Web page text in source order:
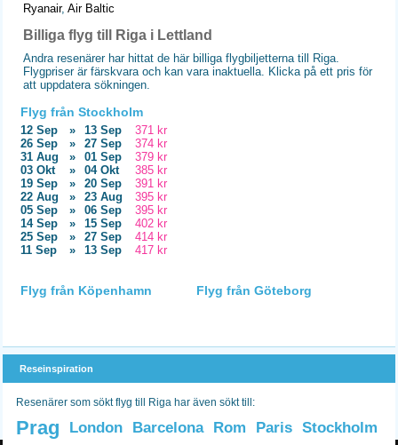
Ryanair, Air Baltic
Billiga flyg till Riga i Lettland
Andra resenärer har hittat de här billiga flygbiljetterna till Riga.
Flygpriser är färskvara och kan vara inaktuella. Klicka på ett pris för
att uppdatera sökningen.
Flyg från Stockholm
12 Sep » 13 Sep
371 kr
26 Sep
» 27 Sep
374 kr
31 Aug
» 01 Sep
379 kr
03 Okt
» 04 Okt
385 kr
19 Sep
» 20 Sep
391 kr
22 Aug
» 23 Aug
395 kr
05 Sep
» 06 Sep
395 kr
14 Sep
» 15 Sep
402 kr
25 Sep
» 27 Sep
414 kr
11 Sep
» 13 Sep 417 kr
Flyg från Köpenhamn Flyg från Göteborg
Reseinspiration
Resenärer som sökt flyg till Riga har även sökt till:
Prag London Barcelona Rom Paris Stockholm